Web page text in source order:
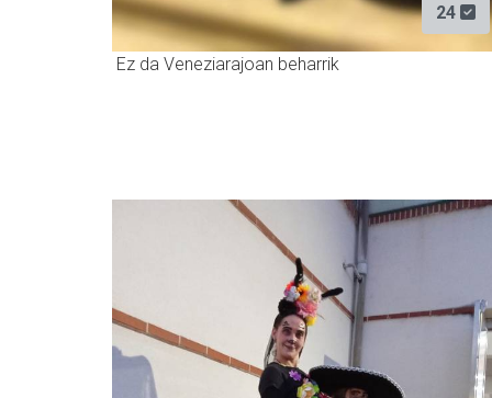
24
Ez da Veneziarajoan beharrik